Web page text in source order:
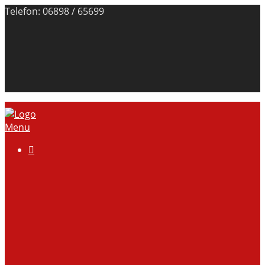
Telefon: 06898 / 65699
Menu
